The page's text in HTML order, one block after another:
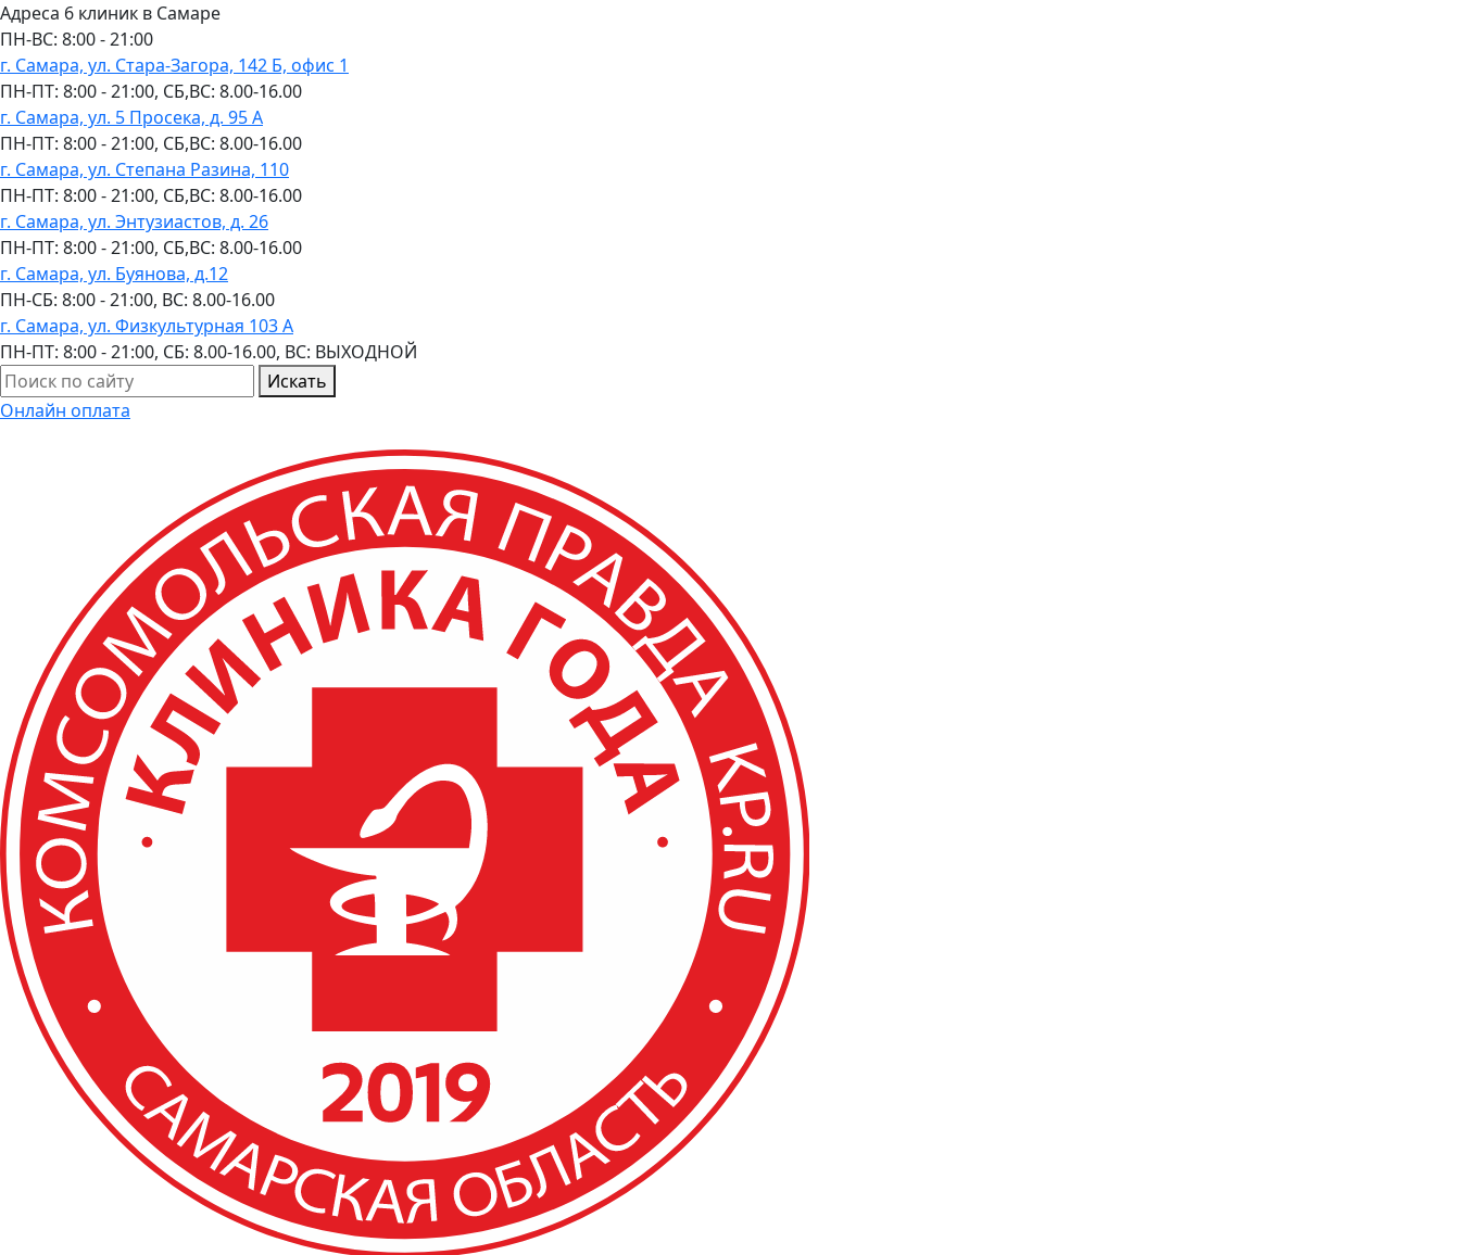
Адреса 6 клиник в Самаре
ПН-ВC: 8:00 - 21:00
г. Самара, ул. Стара-Загора, 142 Б, офис 1
ПН-ПТ: 8:00 - 21:00, СБ,ВС: 8.00-16.00
г. Самара, ул. 5 Просека, д. 95 А
ПН-ПТ: 8:00 - 21:00, СБ,ВС: 8.00-16.00
г. Самара, ул. Степана Разина, 110
ПН-ПТ: 8:00 - 21:00, СБ,ВС: 8.00-16.00
г. Самара, ул. Энтузиастов, д. 26
ПН-ПТ: 8:00 - 21:00, СБ,ВС: 8.00-16.00
г. Самара, ул. Буянова, д.12
ПН-СБ: 8:00 - 21:00, ВС: 8.00-16.00
г. Самара, ул. Физкультурная 103 А
ПН-ПТ: 8:00 - 21:00, СБ: 8.00-16.00, ВС: ВЫХОДНОЙ
Искать
Онлайн оплата